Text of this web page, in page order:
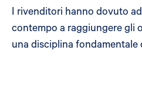
I rivenditori hanno dovuto
contempo a raggiungere gli
una disciplina